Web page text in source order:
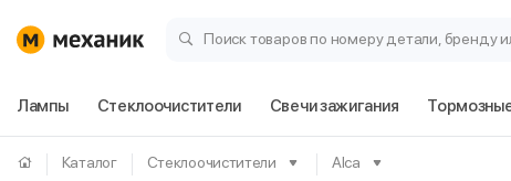
Поиск товаров по номеру детали, бренду
Лампы Стеклоочистители Свечи зажигания
Каталог Стеклоочистители Alca